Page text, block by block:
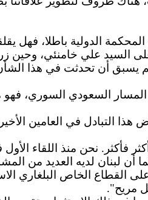
الدولية باطلا، فهل
السيد علي خامنئي، وحين
يسبق أن تحدثت في هذا
السعودي السوري، فهو
التبادل في العامين
نحن منذ اللقاء الأول
لبنان لديه العديد من
القطاع الخاص البلغاري
مريح".